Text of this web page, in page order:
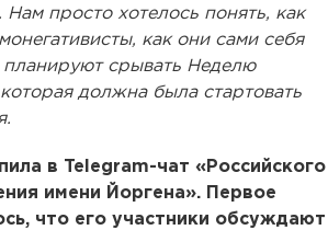
просто хотелось понять, как
как они сами себя
планируют срывать Неделю
должна была стартовать
в Telegram-чат «Российского
имени Йоргена». Первое
что его участники обсуждают